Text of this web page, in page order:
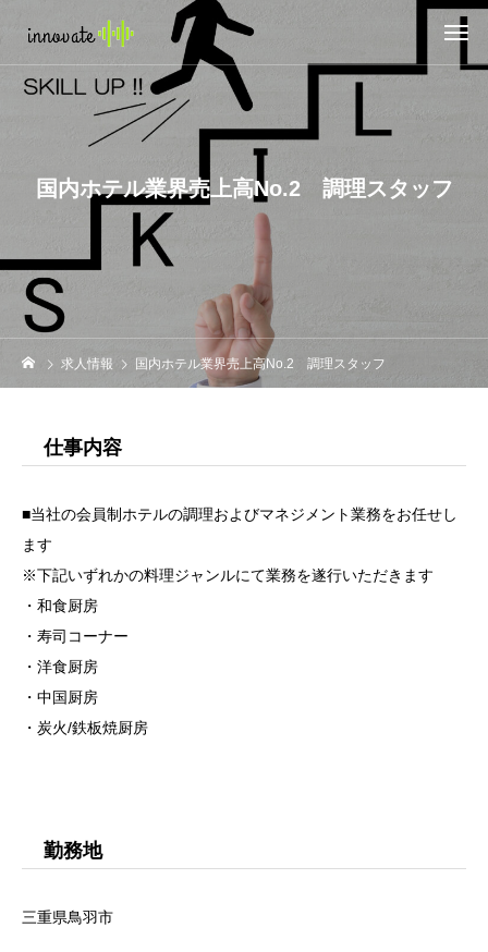
国内ホテル業界売上高No.2 調理スタッフ
求人情報 国内ホテル業界売上高No.2 調理スタッフ
仕事内容
■当社の会員制ホテルの調理およびマネジメント業務をお任せし
ます
※下記いずれかの料理ジャンルにて業務を遂行いただきます
・和食厨房
・寿司コーナー
・洋食厨房
・中国厨房
・炭火/鉄板焼厨房
勤務地
三重県鳥羽市